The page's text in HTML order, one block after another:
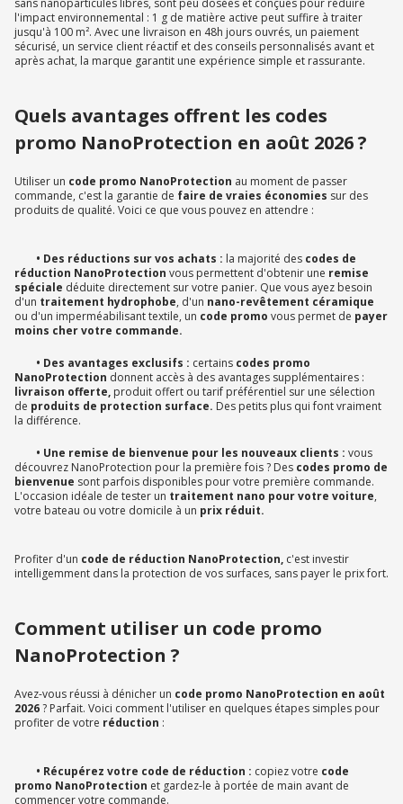
sans nanoparticules libres, sont peu dosées et conçues pour réduire
l'impact environnemental : 1 g de matière active peut suffire à traiter
jusqu'à 100 m². Avec une livraison en 48h jours ouvrés, un paiement
sécurisé, un service client réactif et des conseils personnalisés avant et
après achat, la marque garantit une expérience simple et rassurante.
Quels avantages offrent les codes
promo NanoProtection en août 2026 ?
Utiliser un code promo NanoProtection au moment de passer
commande, c'est la garantie de faire de vraies économies sur des
produits de qualité. Voici ce que vous pouvez en attendre :
• Des réductions sur vos achats : la majorité des codes de
réduction NanoProtection vous permettent d'obtenir une remise
spéciale déduite directement sur votre panier. Que vous ayez besoin
d'un traitement hydrophobe, d'un nano-revêtement céramique
ou d'un imperméabilisant textile, un code promo vous permet de payer
moins cher votre commande.
• Des avantages exclusifs : certains codes promo
NanoProtection donnent accès à des avantages supplémentaires :
livraison offerte, produit offert ou tarif préférentiel sur une sélection
de produits de protection surface. Des petits plus qui font vraiment
la différence.
• Une remise de bienvenue pour les nouveaux clients : vous
découvrez NanoProtection pour la première fois ? Des codes promo de
bienvenue sont parfois disponibles pour votre première commande.
L'occasion idéale de tester un traitement nano pour votre voiture,
votre bateau ou votre domicile à un prix réduit.
Profiter d'un code de réduction NanoProtection, c'est investir
intelligemment dans la protection de vos surfaces, sans payer le prix fort.
Comment utiliser un code promo
NanoProtection ?
Avez-vous réussi à dénicher un code promo NanoProtection en août
2026? Parfait. Voici comment l'utiliser en quelques étapes simples pour
profiter de votre réduction :
• Récupérez votre code de réduction : copiez votre code
promo NanoProtection et gardez-le à portée de main avant de
commencer votre commande.